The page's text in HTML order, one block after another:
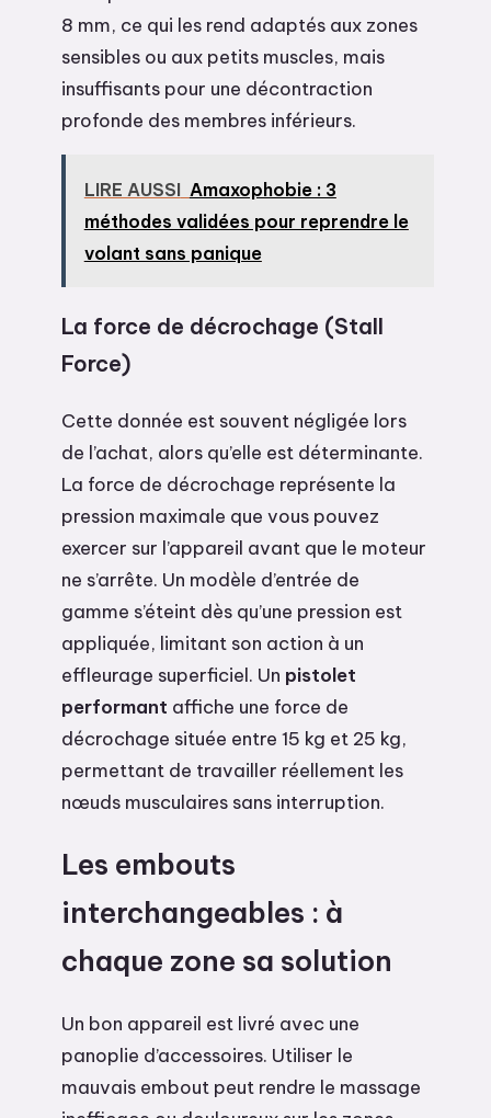
8 mm, ce qui les rend adaptés aux zones
sensibles ou aux petits muscles, mais
insuffisants pour une décontraction
profonde des membres inférieurs.
LIRE AUSSI Amaxophobie : 3
méthodes validées pour reprendre le
volant sans panique
La force de décrochage (Stall
Force)
Cette donnée est souvent négligée lors
de l’achat, alors qu’elle est déterminante.
La force de décrochage représente la
pression maximale que vous pouvez
exercer sur l’appareil avant que le moteur
ne s’arrête. Un modèle d’entrée de
gamme s’éteint dès qu’une pression est
appliquée, limitant son action à un
effleurage superficiel. Un pistolet
performant affiche une force de
décrochage située entre 15 kg et 25 kg,
permettant de travailler réellement les
nœuds musculaires sans interruption.
Les embouts
interchangeables : à
chaque zone sa solution
Un bon appareil est livré avec une
panoplie d’accessoires. Utiliser le
mauvais embout peut rendre le massage